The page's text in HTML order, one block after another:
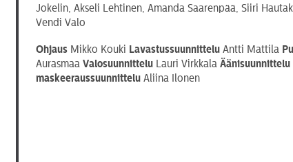
Jokelin, Akseli Lehtinen, Amanda Saarenpää, Siiri
Vendi Valo
OhjausMikko Kouki LavastussuunnitteluAntti Mattila
Aurasmaa ValosuunnitteluLauri Virkkala Äänisuunnittelu
maskeeraussuunnitteluAliina Ilonen